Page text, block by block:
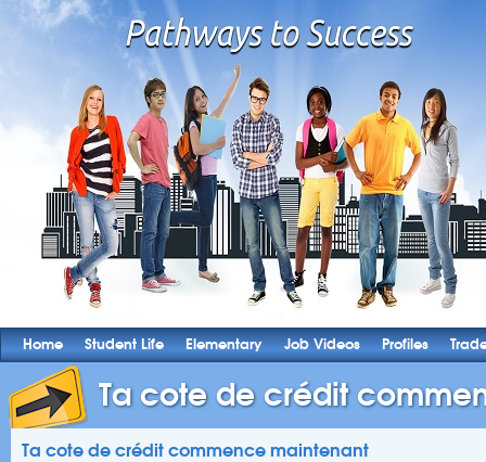
Home Student Life Elementary Job Videos Profiles
Ta cote de crédit
Ta cote de crédit commence maintenant